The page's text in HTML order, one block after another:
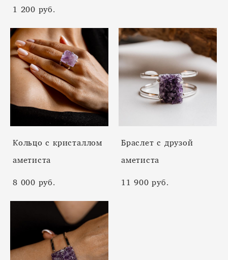
1 200 pуб.
Кольцо с кристаллом
аметиста
8 000 pуб.
Браслет с друзой
аметиста
11 900 pуб.